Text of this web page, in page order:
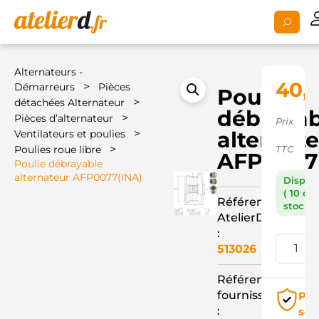
Alternateurs -
Démarreurs
>
Pièces
détachées Alternateur
>
Pièces d’alternateur >
Ventilateurs et poulies >
Poulies roue libre >
Poulie débrayable
alternateur AFP0077(INA)
Poulie
Référence
AtelierD
:
513026
Référence
fournisseur
:
Prix
TTC
( 10 en
stock )